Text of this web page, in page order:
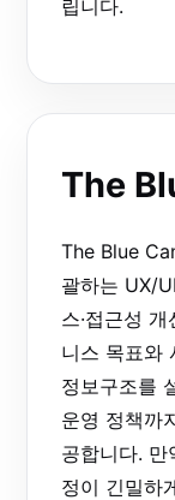
립니다.
The
The Blue
괄하는 UX/
스·접근성
니스 목표와
정보구조를
운영 정책까
공합니다.
정이 긴밀하